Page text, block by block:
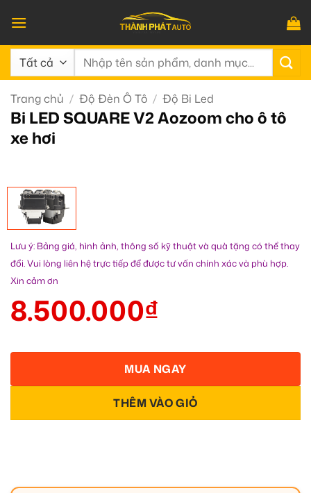
qua
nội
dung
Tìm
Trang chủ / Độ Đèn Ô Tô / Độ Bi Led
Bi LED SQUARE V2 Aozoom cho ô tô
xe hơi
Lưu ý: Bảng giá, hình ảnh, thông số kỹ thuật và quà tặng có thể thay
đổi. Vui lòng liên hệ trực tiếp để được tư vấn chính xác và phù hợp.
Xin cảm ơn
8.500.000₫
THÊM VÀO GIỎ
MUA NGAY